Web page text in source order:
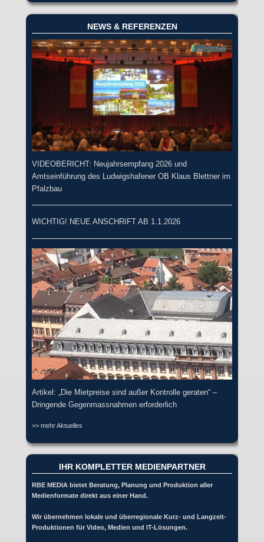
NEWS & REFERENZEN
VIDEOBERICHT: Neujahrsempfang 2026 und
Amtseinführung des Ludwigshafener OB Klaus Blettner im
Pfalzbau
WICHTIG! NEUE ANSCHRIFT AB 1.1.2026
Artikel: „Die Mietpreise sind außer Kontrolle geraten“ –
Dringende Gegenmassnahmen erforderlich
>> mehr Aktuelles
IHR KOMPLETTER MEDIENPARTNER
RBE MEDIA bietet Beratung, Planung und Produktion aller
Medienformate direkt aus einer Hand.
Wir übernehmen lokale und überregionale Kurz- und Langzeit-
Produktionen für Video, Medien und IT-Lösungen.